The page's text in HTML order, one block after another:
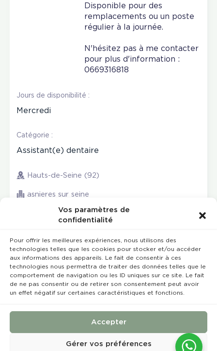
Vos paramètres de
confidentialité
Pour offrir les meilleures expériences, nous utilisons des
technologies telles que les cookies pour stocker et/ou accéder
aux informations des appareils. Le fait de consentir à ces
technologies nous permettra de traiter des données telles que le
comportement de navigation ou les ID uniques sur ce site. Le fait
de ne pas consentir ou de retirer son consentement peut avoir
un effet négatif sur certaines caractéristiques et fonctions.
Accepter
Gérer vos préférences
Disponible pour des
remplacements ou un poste
régulier à la journée.
N'hésitez pas à me contacter
pour plus d'information :
0669316818
Jours de disponibilité :
Mercredi
Catégorie :
Assistant(e) dentaire
Hauts-de-Seine (92)
asnieres sur seine
Rempla’Dentaire © 2023 Tous droits réservés
Conception et réalisation :
Mentions légales